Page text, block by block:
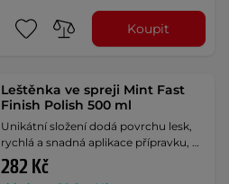
Koupit
Leštěnka ve spreji Mint Fast
Finish Polish 500 ml
Unikátní složení dodá povrchu lesk,
rychlá a snadná aplikace přípravku, …
282 Kč